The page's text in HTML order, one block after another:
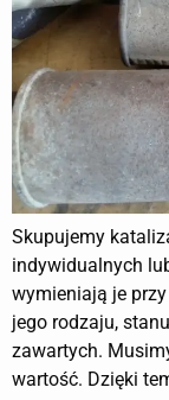
Skupujemy
indywidualnych
wymieniają je
jego rodzaju,
zawartych.
wartość. Dzięki